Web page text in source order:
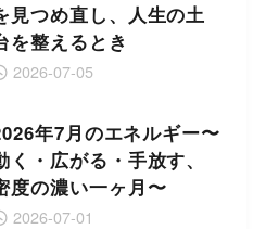
見つめ直し、人生の土
を整えるとき
2026-07-05
年7月のエネルギー〜
く・広がる・手放す、
度の濃い一ヶ月〜
2026-07-01